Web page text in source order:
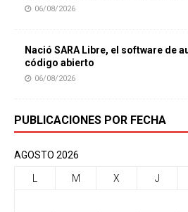
06/08/2026
Nació SARA Libre, el software de
código abierto
06/08/2026
PUBLICACIONES POR FECHA
AGOSTO 2026
M X J